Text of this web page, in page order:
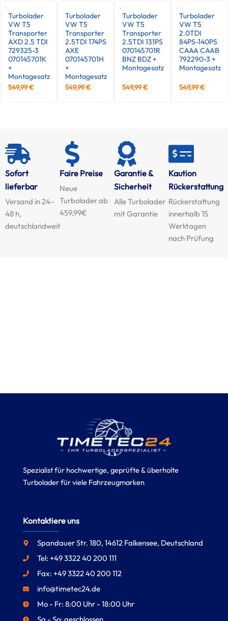
Turbolader
VW T5
Transporter
AXD 2.5 TDI
729325-3
070145701K
+
Montagesatz
549,99€
Turbolader
VW T5
Transporter
2.5TDI 174PS
AXE
070145701H
+
Montagesatz
549,99€
Turbolader
VW T5
Transporter
2.5TDI 131PS
070145701R
BNZ BDZ +
Montagesatz
549,99€
Turbolader
VW T5
2.0TDI
84PS-140PS
CAAA CAAB
792290-3 +
Montagesatz
549,99€
Sofort
lieferbar
Versand in 24–
48 h,
deutschlandweit
Faire Preise
Neue
Turbolader ab
459,99€
Garantie &
Sicherheit
Alle Turbolader
mit Garantie
Kaution
Rückerstattung
Rückerstattung
innerhalb 15
Werktagen
nach Prüfung
Spezialist für hochwertige, geprüfte & überholte
Turbolader für viele Fahrzeugmarken
Kontaktiere uns
Spandauer Str. 180, 14612 Falkensee, Deutschland
Tel: +49 3322 40 200 111
Fax: +49 3322 40 200 112
info@timetec24.de
Mo - Fr: 8:00 Uhr - 18:00 Uhr